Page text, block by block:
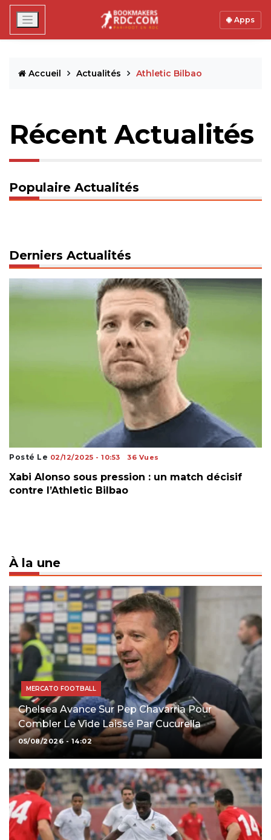
Apps
Accueil Actualités Athletic Bilbao
Récent Actualités
Populaire Actualités
Derniers Actualités
Posté Le 02/12/2025 - 10:53 36 Vues
Xabi Alonso sous pression : un match décisif
contre l’Athletic Bilbao
À la une
MERCATO FOOTBALL
Chelsea Avance Sur Pep Chavarria Pour
Combler Le Vide Laissé Par Cucurella
05/08/2026 - 14:02